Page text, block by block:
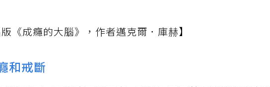
《成癮的大腦》，作者邁克爾．庫赫】
和戒斷